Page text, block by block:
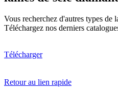
Vous recherchez d'autres types de
Téléchargez nos derniers
Télécharger
Retour au lien rapide